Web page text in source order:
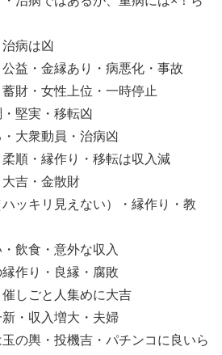
病は凶
益・金縁あり・病悪化・事故
財・女性上位・一時停止
堅実・移転凶
大衆動員・治病凶
順・縁作り・移転は収入減
吉・金散財
ッキリ見えない）・縁作り・教
飲食・意外な収入
作り・良縁・腐敗
しごと人集めに大吉
・収入増大・夫婦
の輿・投機吉・パチンコに良いら